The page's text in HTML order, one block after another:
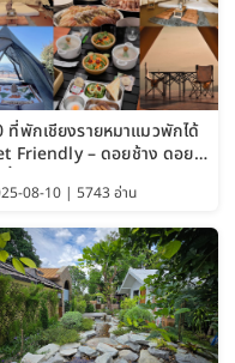
ที่พักเชียงรายหมาแมวพักได้
Friendly – ดอยช้าง ดอย
08-10 | 5743 อ่าน